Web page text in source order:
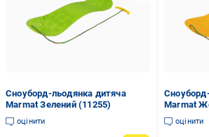
Сноуборд-льодянка дитяча
Marmat Зелений (11255)
оцінити
Marmat
оцінити